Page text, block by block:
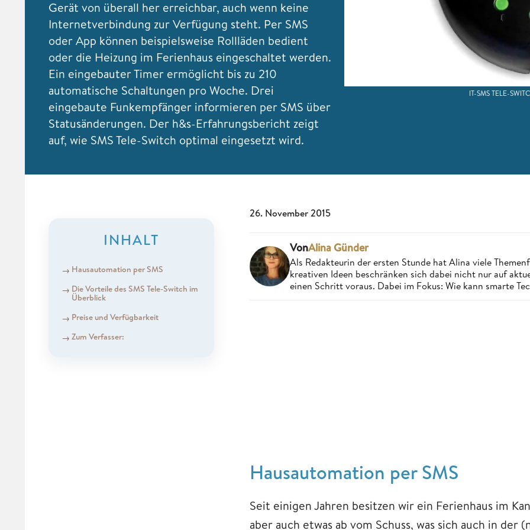
Gerät von überall her erreichbar, auch wenn keine
Internetverbindung zur Verfügung steht. Per SMS
oder App können beispielsweise Rollläden bedient
oder die Heizung im Ferienhaus eingeschaltet werden.
Ein eingebauter Timer ermöglicht bis zu 210
automatische Schaltungen pro Woche. Drei
eingebaute Funkempfänger informieren per SMS über
Statusänderungen. Der h&s-Erfahrungsbericht zeigt
auf, wie SMS Tele-Switch optimal eingesetzt wird.
IT-SMS TELE-
INHALT
Hausautomation per SMS
Die Vorteile des SMS Tele-Switch im
Überblick
Preise und Verfügbarkeit
Zum Verfasser:
26. November 2015
VonAlina Günder
Als Redakteurin der ersten Stunde hat Alina viele
kreativen Ideen beschränken sich dabei nicht nur auf
einen Schritt voraus. Dabei im Fokus: Wie kann smarte
Hausautomation per SMS
Seit einigen Jahren besitzen wir ein Ferienhaus im
aber auch etwas ab vom Schuss, was sich auch in